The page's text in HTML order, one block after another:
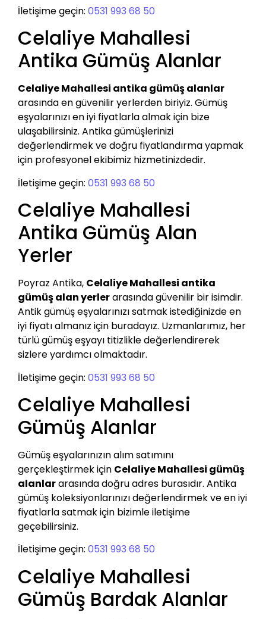
İletişime geçin: 0531 993 68 50
Celaliye Mahallesi
Antika Gümüş Alanlar
Celaliye Mahallesi antika gümüş alanlar
arasında en güvenilir yerlerden biriyiz. Gümüş
eşyalarınızı en iyi fiyatlarla almak için bize
ulaşabilirsiniz. Antika gümüşlerinizi
değerlendirmek ve doğru fiyatlandırma yapmak
için profesyonel ekibimiz hizmetinizdedir.
İletişime geçin: 0531 993 68 50
Celaliye Mahallesi
Antika Gümüş Alan
Yerler
Poyraz Antika, Celaliye Mahallesi antika
gümüş alan yerlerarasında güvenilir bir isimdir.
Antik gümüş eşyalarınızı satmak istediğinizde en
iyi fiyatı almanız için buradayız. Uzmanlarımız, her
türlü gümüş eşyayı titizlikle değerlendirerek
sizlere yardımcı olmaktadır.
İletişime geçin: 0531 993 68 50
Celaliye Mahallesi
Gümüş Alanlar
Gümüş eşyalarınızın alım satımını
gerçekleştirmek için Celaliye Mahallesi gümüş
alanlararasında doğru adres burasıdır. Antika
gümüş koleksiyonlarınızı değerlendirmek ve en iyi
fiyatlarla satmak için bizimle iletişime
geçebilirsiniz.
İletişime geçin: 0531 993 68 50
Celaliye Mahallesi
Gümüş Bardak Alanlar